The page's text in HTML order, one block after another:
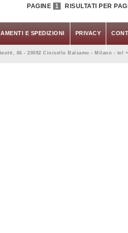
PAGINE 1 RISULTATI PER
E SPEDIZIONI PRIVACY
66 - 20092 Cinisello Balsamo - Milano - tel